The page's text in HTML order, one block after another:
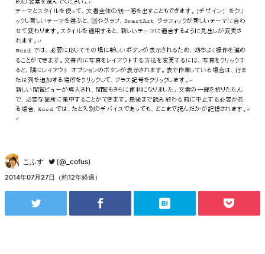
こふす (@_cofus)
2014年07月27日（約12年経過）